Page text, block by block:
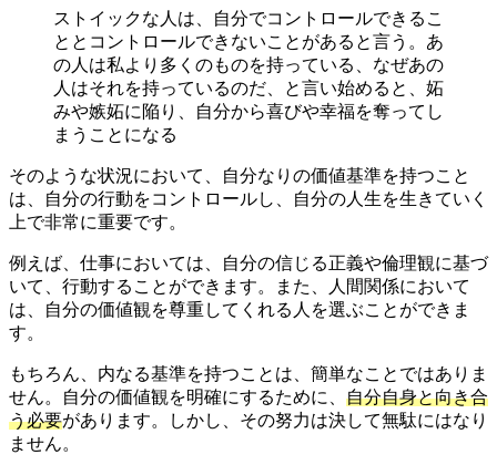
ストイックな人は、自分でコントロールできるこ
ととコントロールできないことがあると言う。あ
の人は私より多くのものを持っている、なぜあの
人はそれを持っているのだ、と言い始めると、妬
みや嫉妬に陥り、自分から喜びや幸福を奪ってし
まうことになる
そのような状況において、自分なりの価値基準を持つこと
は、自分の行動をコントロールし、自分の人生を生きていく
上で非常に重要です。
例えば、仕事においては、自分の信じる正義や倫理観に基づ
いて、行動することができます。また、人間関係において
は、自分の価値観を尊重してくれる人を選ぶことができま
す。
もちろん、内なる基準を持つことは、簡単なことではありま
せん。自分の価値観を明確にするために、 自分自身と向き合
う必要があります。しかし、その努力は決して無駄にはなり
ません。